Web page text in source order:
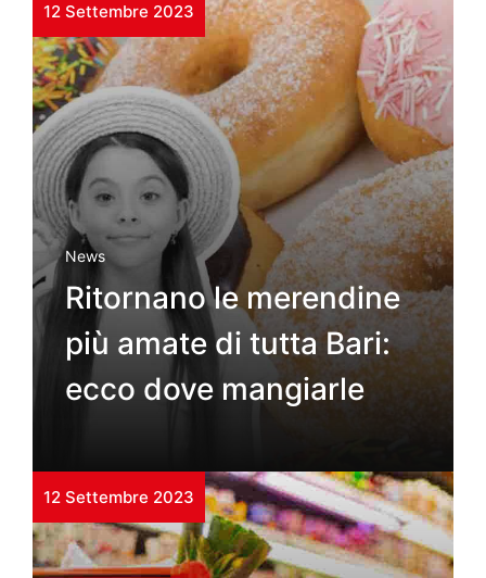
12 Settembre 2023
News
Ritornano le merendine
più amate di tutta Bari:
ecco dove mangiarle
12 Settembre 2023